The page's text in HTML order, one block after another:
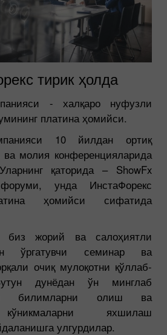
тирик ҳолда
- халқаро нуфузли
платина ҳомийси.
10 йилдан ортиқ
ва молия конференцияларида
қаторида – ShowFx
унда ИнстаФорекс
ҳомийси сифатида
биз жорий ва салоҳиятли
ўргатувчи семинар ва
очиқ мулоқотни қўллаб-
дунёдан ўн минглаб
билимларни олиш ва
кўникмаларни яхшилаш
улгурдилар.